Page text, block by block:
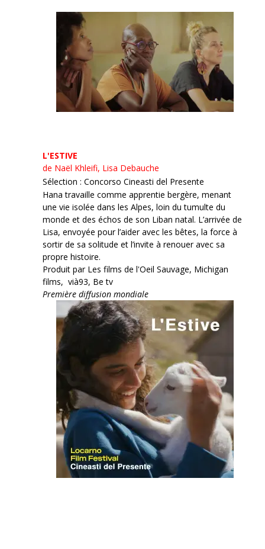
L'ESTIVE
de Naël Khleifi, Lisa Debauche
Sélection : Concorso Cineasti del Presente
Hana travaille comme apprentie bergère, menant
une vie isolée dans les Alpes, loin du tumulte du
monde et des échos de son Liban natal. L’arrivée de
Lisa, envoyée pour l’aider avec les bêtes, la force à
sortir de sa solitude et l’invite à renouer avec sa
propre histoire.
Produit par Les films de l'Oeil Sauvage, Michigan
films, vià93, Be tv
Première diffusion mondiale